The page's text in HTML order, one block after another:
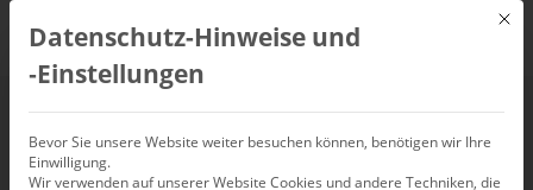
Executive-Forum
Mit
Datenschutz-Hinweise und
‑Einstellungen
Bevor Sie unsere Website weiter besuchen können, benötigen wir Ihre
Einwilligung.
Wir verwenden auf unserer Website Cookies und andere Techniken, die